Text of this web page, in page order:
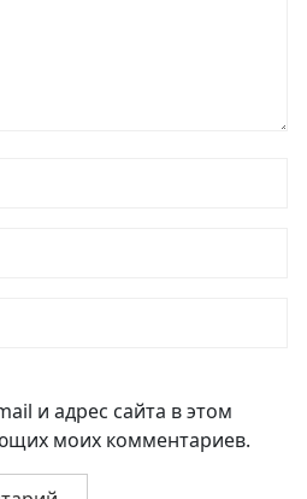
и адрес сайта в этом
моих комментариев.